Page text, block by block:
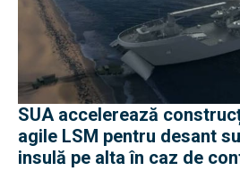
SUA accelerează
agile LSM pentru desant
insulă pe alta în caz de